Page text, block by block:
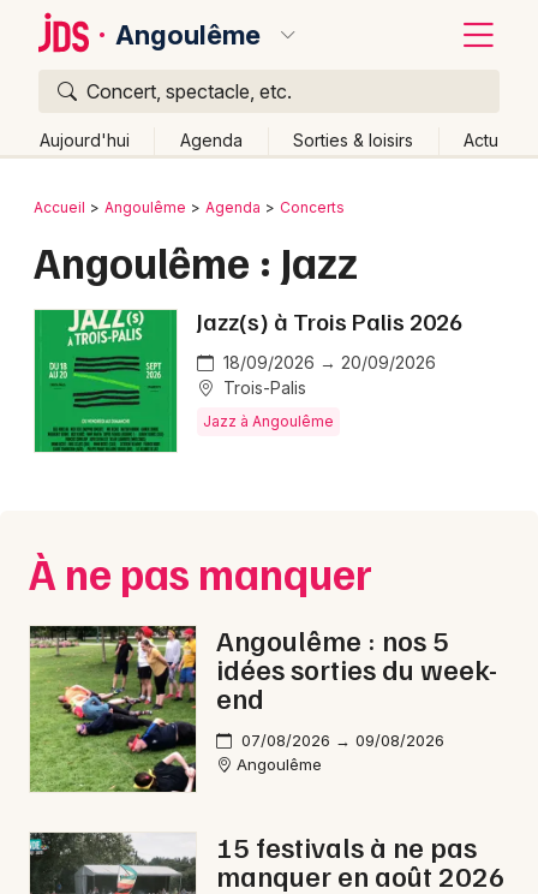
Angoulême
Concert, spectacle, etc.
Aujourd'hui Agenda Sorties & loisirs Actu
Publier un événement
Grands événements
Activité & Expérience
Spectacles
Concerts
Sports
Soirées
Expos
Bordeaux
Lille
Lyon
Marseille
Montpellier
Nantes
Nice
Paris
Strasbourg
Toulouse
Toutes les villes
Retour
Accueil Angoulême Agenda Concerts
Angoulême : Jazz
Jazz(s) à Trois Palis 2026
18/09/2026 → 20/09/2026
Trois-Palis
Jazz à Angoulême
À ne pas manquer
Angoulême : nos 5
idées sorties du week-
end
07/08/2026 → 09/08/2026
Angoulême
15 festivals à ne pas
manquer en août 2026
Quoi ?
Où ?
Poitou-Charente
Partout Près de moi
Quand ?
Effacer les dates
Aujourd'hui
Demain Ce week-end Autre